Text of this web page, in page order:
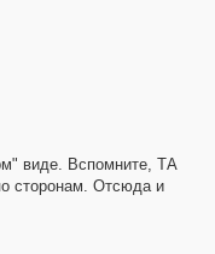
виде. Вспомните, ТА
сторонам. Отсюда и